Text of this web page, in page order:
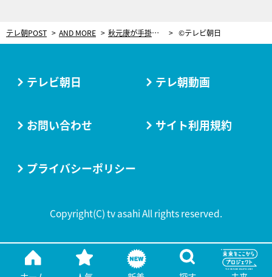
テレ朝POST AND MORE 秋元康が手掛ける！プロも兼任で応募可能な前代未聞のオーディション番組始動 ©テレビ朝日
テレビ朝日 テレ朝動画
お問い合わせ サイト利用規約
プライバシーポリシー
Copyright(C) tv asahi All rights reserved.